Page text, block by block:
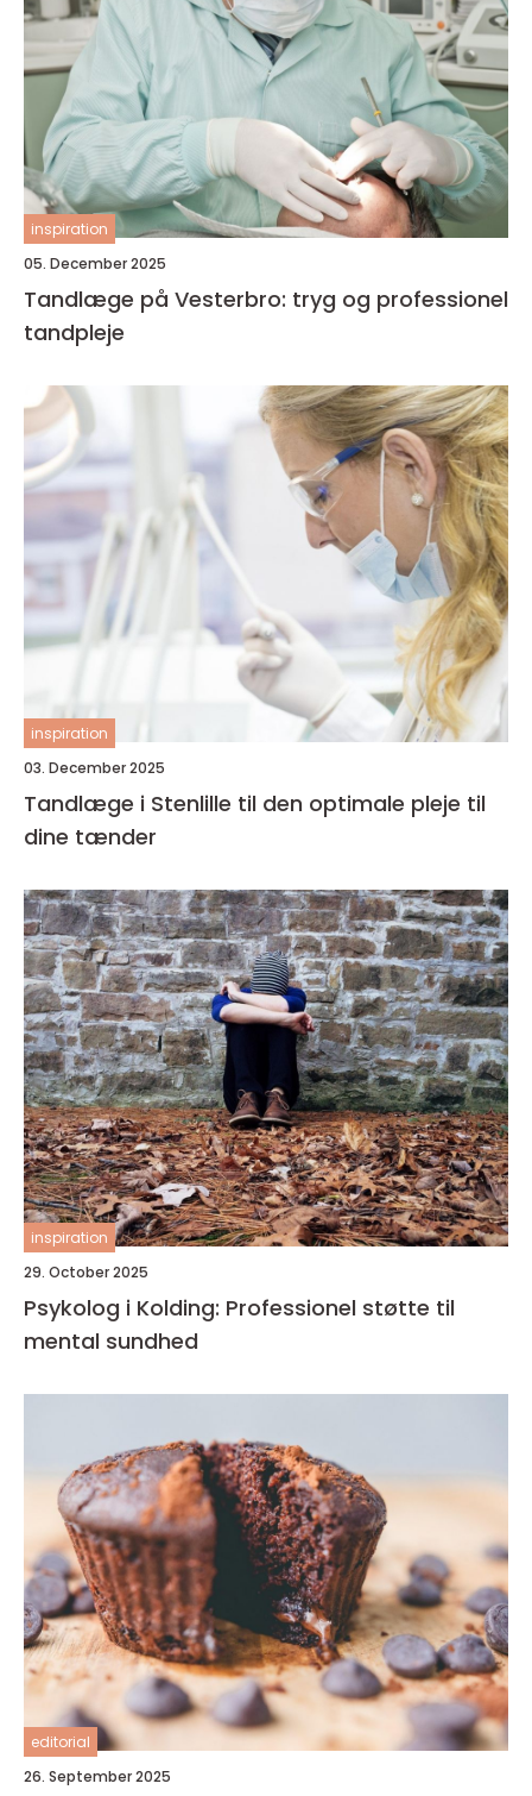
inspiration
05. December 2025
Tandlæge på Vesterbro: tryg og professionel
tandpleje
inspiration
03. December 2025
Tandlæge i Stenlille til den optimale pleje til
dine tænder
inspiration
29. October 2025
Psykolog i Kolding: Professionel støtte til
mental sundhed
editorial
26. September 2025